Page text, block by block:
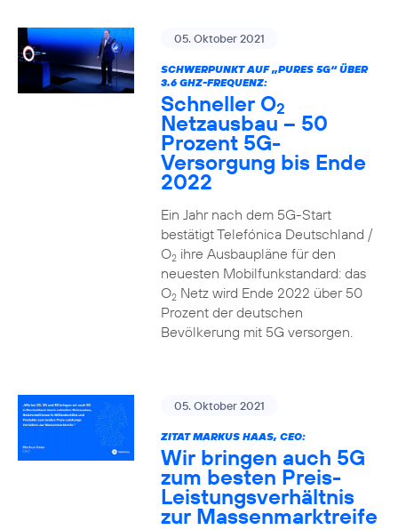
05. Oktober 2021
SCHWERPUNKT AUF „PURES 5G“ ÜBER
3.6 GHZ-FREQUENZ:
Schneller O2
Netzausbau – 50
Prozent 5G-
Versorgung bis Ende
2022
Ein Jahr nach dem 5G-Start
bestätigt Telefónica Deutschland /
O2ihre Ausbaupläne für den
neuesten Mobilfunkstandard: das
O2Netz wird Ende 2022 über 50
Prozent der deutschen
Bevölkerung mit 5G versorgen.
05. Oktober 2021
ZITAT MARKUS HAAS, CEO:
Wir bringen auch 5G
zum besten Preis-
Leistungsverhältnis
zur Massenmarktreife